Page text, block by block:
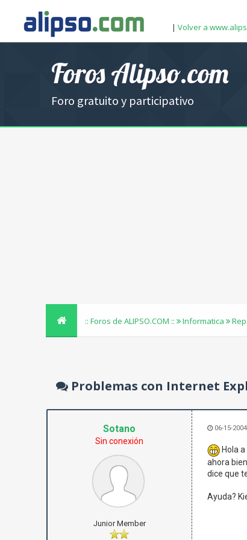
| Volver a
Foros Alipso.com
Foro gratuito y participativo
:: Foros de ALIPSO.COM :: Informatica
Problemas con Internet
Sotano
Sin conexión
Junior Member
06-15-
Hola a
ahora
dice que
Ayuda?